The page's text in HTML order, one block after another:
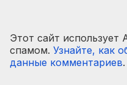
Этот сайт использует
спамом. Узнайте, как
данные комментариев.